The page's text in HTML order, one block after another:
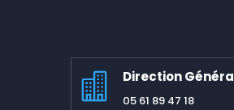
 Direction
05 61 89 47 18